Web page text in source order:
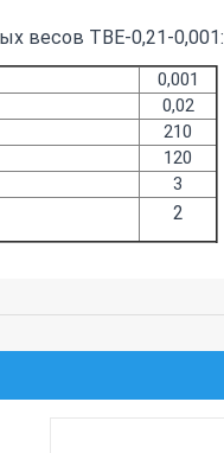
весов ТВЕ-0,21-0,001:
0,001
0,02
210
120
3
2